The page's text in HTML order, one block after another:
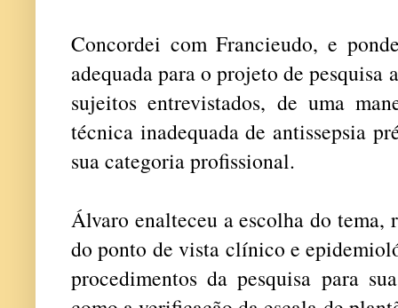
Concordei com Francieudo, e
adequada para o projeto de pesquisa
sujeitos entrevistados, de uma
técnica inadequada de antissepsia
sua categoria profissional.
Álvaro enalteceu a escolha do tema,
do ponto de vista clínico e
procedimentos da pesquisa para